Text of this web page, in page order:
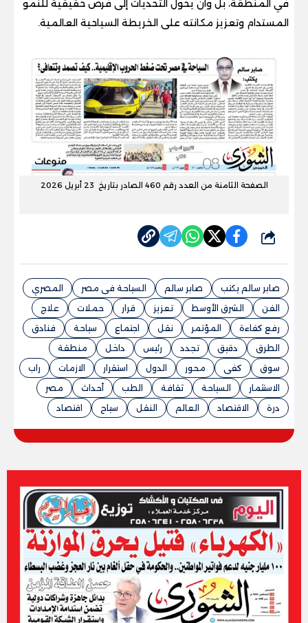
في المنطقة، بل وأن يحول التحديات إلى فرص حقيقية للنمو
المستدام وتعزيز مكانته على الخريطة السياحية العالمية.
الصفحة الثامنة من العدد رقم 460 الصادر بتاريخ 23 أبريل 2026
شارك
صابر سالم يكتب صابر سالم السياحة فى مصر
المصري
الفن
الشرق الأوسط تعزيز قرار حملات
علاج
رفع كفاءة
المؤتمر نقل اجتماع سياحة
فنادق
الطرق
دقيق تجدد رئيس داخل
منطقة
سوق
كفى محور الدول استقرار الازمات
راب
الاستثمار
السياحة ثقافة الطب أحداث
مصر
درة
الاقتصاد العالم النقل سياح اقتصاد